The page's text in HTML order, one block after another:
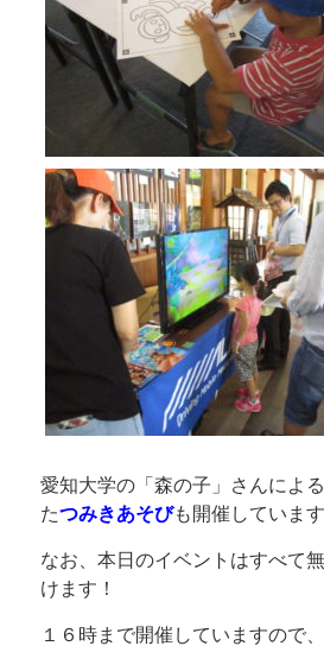
愛知大学の「森の子」さんによ
たつみきあそびも開催しています
なお、本日のイベントはすべて
けます！
１６時まで開催していますので